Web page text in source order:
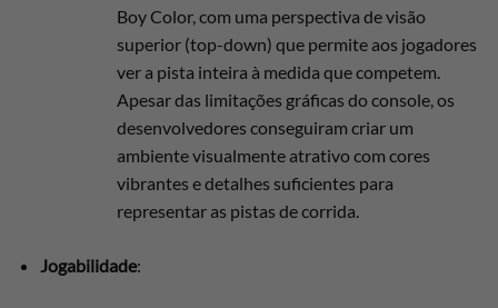
Boy Color, com uma perspectiva de visão
superior (top-down) que permite aos jogadores
ver a pista inteira à medida que competem.
Apesar das limitações gráficas do console, os
desenvolvedores conseguiram criar um
ambiente visualmente atrativo com cores
vibrantes e detalhes suficientes para
representar as pistas de corrida.
Jogabilidade: